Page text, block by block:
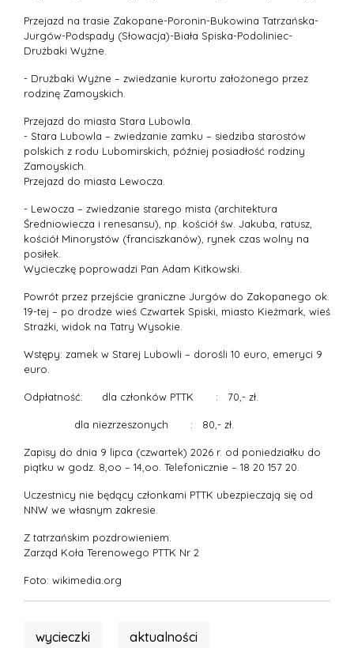
Przejazd na trasie Zakopane-Poronin-Bukowina Tatrzańska-
Jurgów-Podspady (Słowacja)-Biała Spiska-Podoliniec-
Drużbaki Wyżne.
- Drużbaki Wyżne – zwiedzanie kurortu założonego przez
rodzinę Zamoyskich.
Przejazd do miasta Stara Lubowla.
- Stara Lubowla – zwiedzanie zamku – siedziba starostów
polskich z rodu Lubomirskich, później posiadłość rodziny
Zamoyskich.
Przejazd do miasta Lewocza.
- Lewocza – zwiedzanie starego mista (architektura
Średniowiecza i renesansu), np. kościół św. Jakuba, ratusz,
kościół Minorystów (franciszkanów), rynek czas wolny na
posiłek.
Wycieczkę poprowadzi Pan Adam Kitkowski.
Powrót przez przejście graniczne Jurgów do Zakopanego ok.
19-tej – po drodze wieś Czwartek Spiski, miasto Kieżmark, wieś
Strażki, widok na Tatry Wysokie.
Wstępy: zamek w Starej Lubowli – dorośli 10 euro, emeryci 9
euro.
Odpłatność: dla członków PTTK : 70,- zł.
dla niezrzeszonych : 80,- zł.
Zapisy do dnia 9 lipca (czwartek) 2026 r. od poniedziałku do
piątku w godz. 8,oo – 14,oo. Telefonicznie – 18 20 157 20.
Uczestnicy nie będący członkami PTTK ubezpieczają się od
NNW we własnym zakresie.
Z tatrzańskim pozdrowieniem.
Zarząd Koła Terenowego PTTK Nr 2
Foto: wikimedia.org
wycieczki aktualności